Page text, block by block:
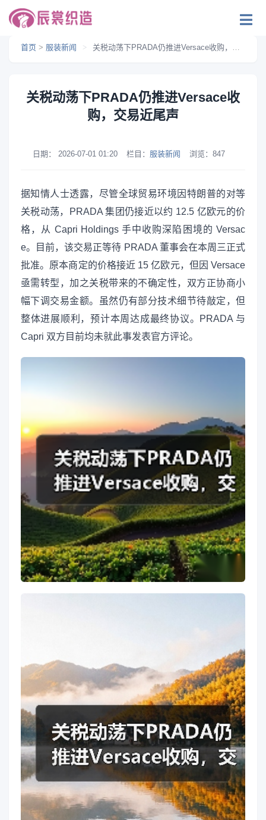
首页 > 服装新闻 > 关税动荡下PRADA仍推进Versace收购，交易近尾声
关税动荡下PRADA仍推进Versace收
购，交易近尾声
日期： 2026-07-01 01:20 栏目： 服装新闻 浏览： 847
据知情人士透露，尽管全球贸易环境因特朗普的对等
关税动荡，PRADA 集团仍接近以约 12.5 亿欧元的价
格，从 Capri Holdings 手中收购深陷困境的 Versac
e。目前，该交易正等待 PRADA 董事会在本周三正式
批准。原本商定的价格接近 15 亿欧元，但因 Versace
亟需转型，加之关税带来的不确定性，双方正协商小
幅下调交易金额。虽然仍有部分技术细节待敲定，但
整体进展顺利，预计本周达成最终协议。PRADA 与
Capri 双方目前均未就此事发表官方评论。